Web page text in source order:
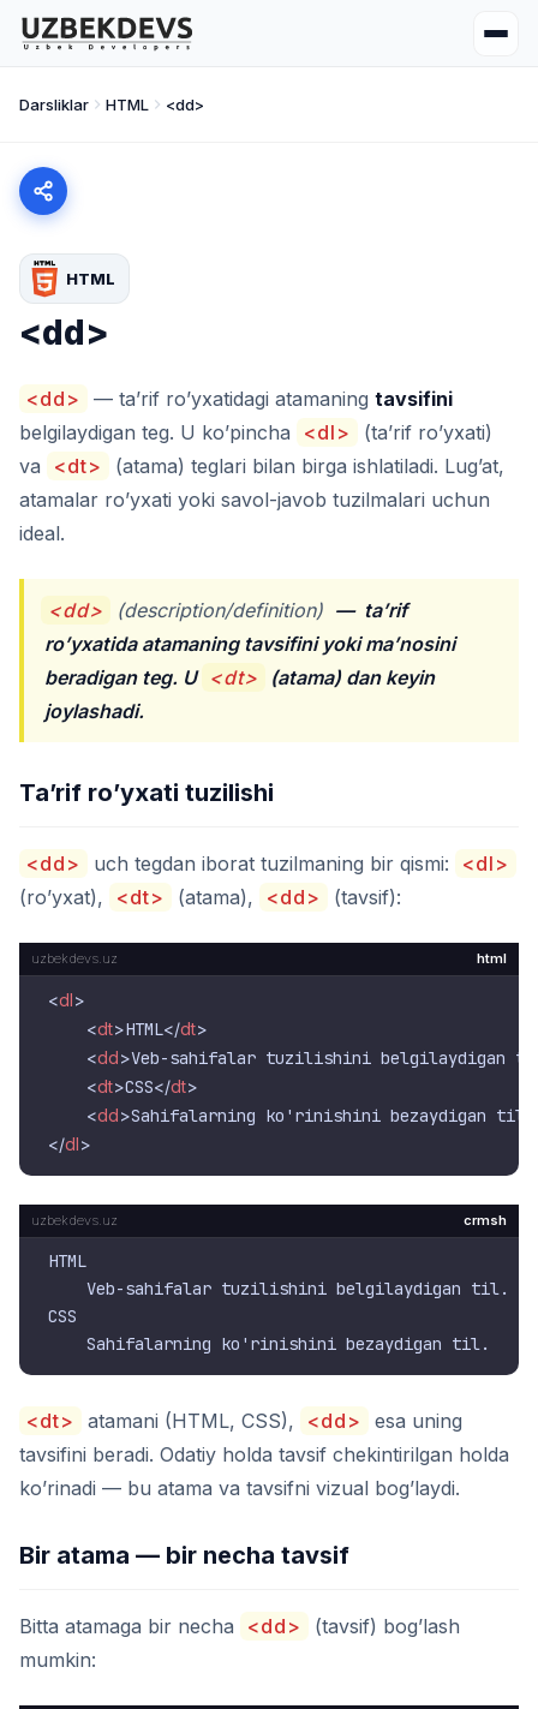
Darsliklar HTML <dd>
HTML
<dd>
<dd> — ta’rif ro’yxatidagi atamaning tavsifini
belgilaydigan teg. U ko’pincha
<dl>
(ta’rif ro’yxati)
va
<dt>
(atama) teglari bilan birga ishlatiladi. Lug’at,
atamalar ro’yxati yoki savol-javob tuzilmalari uchun
ideal.
<dd> (description/definition) — ta’rif
ro’yxatida atamaning tavsifini yoki ma’nosini
beradigan teg. U <dt>
(atama) dan keyin
joylashadi.
Ta’rif ro’yxati tuzilishi
<dd> uch tegdan iborat tuzilmaning bir qismi:
<dl>
(ro’yxat),
<dt> (atama), <dd> (tavsif):
html
<dl>
<dt>HTML</dt>
<dd>Veb-sahifalar tuzilishini belgilaydigan
<dt>CSS</dt>
<dd>Sahifalarning ko'rinishini bezaydigan til.
</dl>
crmsh
HTML
    Veb-sahifalar tuzilishini belgilaydigan til.
CSS
<dt> atamani (HTML, CSS), <dd>
esa uning
tavsifini beradi. Odatiy holda tavsif chekintirilgan holda
ko’rinadi — bu atama va tavsifni vizual bog’laydi.
Bir atama — bir necha tavsif
Bitta atamaga bir necha <dd>
(tavsif) bog’lash
mumkin: